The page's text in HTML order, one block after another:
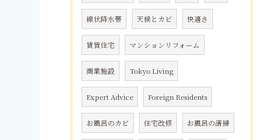
線状降水帯 天候とカビ 快適さ
賃貸住宅 マンションリフォーム
商業施設 Tokyo Living
Expert Advice Foreign Residents
お風呂のカビ 住宅改修 お風呂の清掃